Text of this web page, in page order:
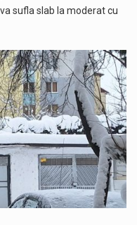
sufla slab la moderat cu